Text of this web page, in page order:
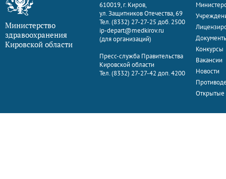
Министерство
здравоохранения
Кировской области
610019, г. Киров,
ул. Защитников Отечества, 69
Тел. (8332) 27-27-25 доб. 2500
ip-depart@medkirov.ru
(для организаций)
Пресс-служба Правительства
Кировской области
Тел. (8332) 27-27-42 доп. 4200
Конкурсы
Вакансии
Новости